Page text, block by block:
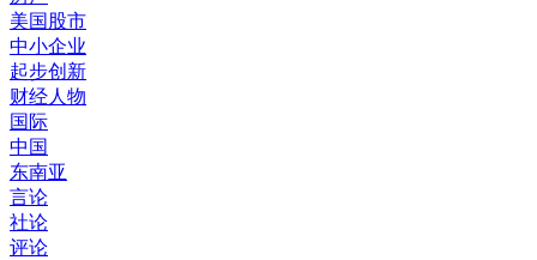
美国股市
中小企业
起步创新
财经人物
国际
中国
东南亚
言论
社论
评论